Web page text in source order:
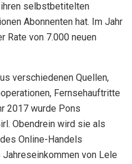
selbstbetitelten
Abonnenten hat. Im Jahr
Rate von 7.000 neuen
verschiedenen Quellen,
Fernsehauftritte
2017 wurde Pons
Obendrein wird sie als
Online-Handels
Jahreseinkommen von Lele